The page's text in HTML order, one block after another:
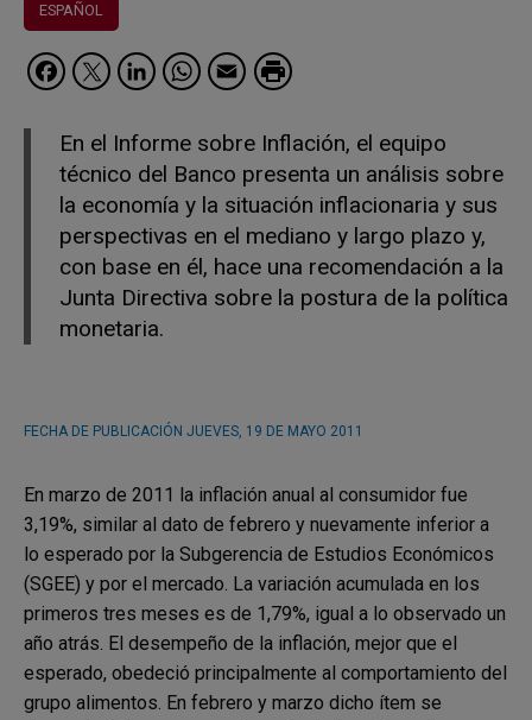
ESPAÑOL
Facebook
Twitter
LinkedIn
WhatsApp
Email
En el Informe sobre Inflación, el equipo
técnico del Banco presenta un análisis sobre
la economía y la situación inflacionaria y sus
perspectivas en el mediano y largo plazo y,
con base en él, hace una recomendación a la
Junta Directiva sobre la postura de la política
monetaria.
FECHA DE PUBLICACIÓN JUEVES, 19 DE MAYO 2011
En marzo de 2011 la inflación anual al consumidor fue
3,19%, similar al dato de febrero y nuevamente inferior a
lo esperado por la Subgerencia de Estudios Económicos
(SGEE) y por el mercado. La variación acumulada en los
primeros tres meses es de 1,79%, igual a lo observado un
año atrás. El desempeño de la inflación, mejor que el
esperado, obedeció principalmente al comportamiento del
grupo alimentos. En febrero y marzo dicho ítem se